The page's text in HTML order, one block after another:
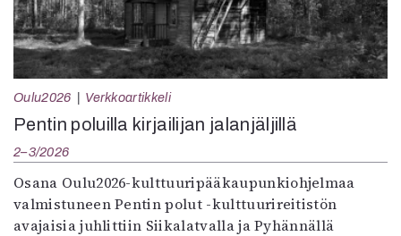
Oulu2026 Verkkoartikkeli
Pentin poluilla kirjailijan jalanjäljillä
2–3/2026
Osana Oulu2026-kulttuuripääkaupunkiohjelmaa
valmistuneen Pentin polut -kulttuurireitistön
avajaisia juhlittiin Siikalatvalla ja Pyhännällä